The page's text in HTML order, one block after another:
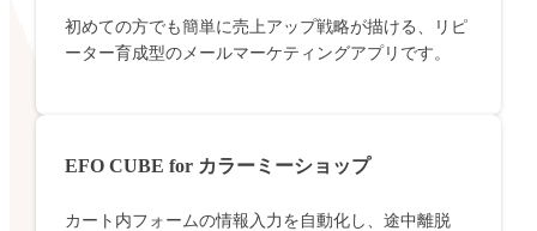
初めての方でも簡単に売上アップ戦略が描ける、リピ
ーター育成型のメールマーケティングアプリです。
EFO CUBE for カラーミーショップ
カート内フォームの情報入力を自動化し、途中離脱